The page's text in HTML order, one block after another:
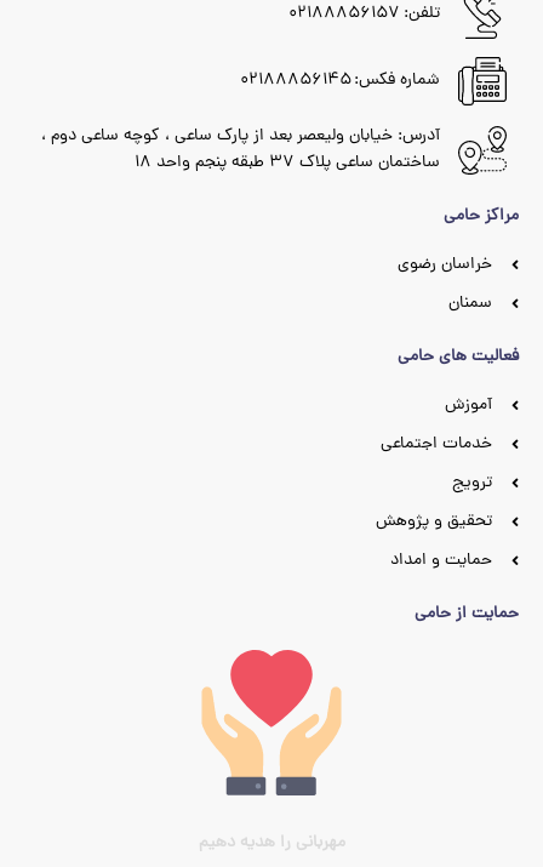
تلفن: ۰۲۱۸۸۸۵۶۱۵۷
شماره فکس: ۰۲۱۸۸۸۵۶۱۴۵
آدرس: خیابان ولیعصر بعد از پارک ساعی ، کوچه ساعی دوم ،
ساختمان ساعی پلاک ۳۷ طبقه پنجم واحد ۱۸
مراکز حامی
خراسان رضوی
سمنان
فعالیت های حامی
آموزش
خدمات اجتماعی
ترویج
تحقیق و پژوهش
حمایت و امداد
حمایت از حامی
مهربانی را هدیه دهیم